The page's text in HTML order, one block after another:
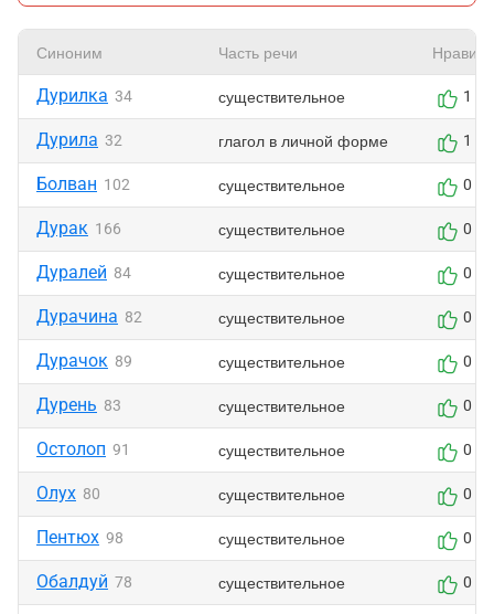
Синоним Часть речи
Дурилка 34 существительное 1
Дурила 32 глагол в личной форме 1
Болван 102 существительное 0
Дурак 166 существительное 0
Дуралей 84 существительное 0
Дурачина 82 существительное 0
Дурачок 89 существительное 0
Дурень 83 существительное 0
Остолоп 91 существительное 0
Олух 80 существительное 0
Пентюх 98 существительное 0
Обалдуй 78 существительное 0